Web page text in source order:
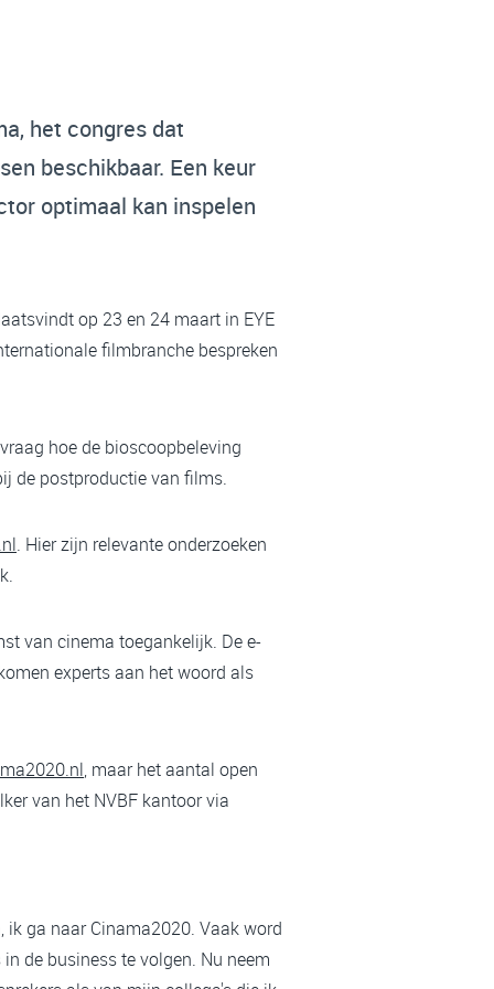
het congres dat
beschikbaar. Een keur
optimaal kan inspelen
op 23 en 24 maart in EYE
filmbranche bespreken
hoe de bioscoopbeleving
de postproductie van films.
. Hier zijn relevante onderzoeken
van cinema toegankelijk. De e-
experts aan het woord als
, maar het aantal open
van het NVBF kantoor via
ik ga naar Cinama2020. Vaak word
de business te volgen. Nu neem